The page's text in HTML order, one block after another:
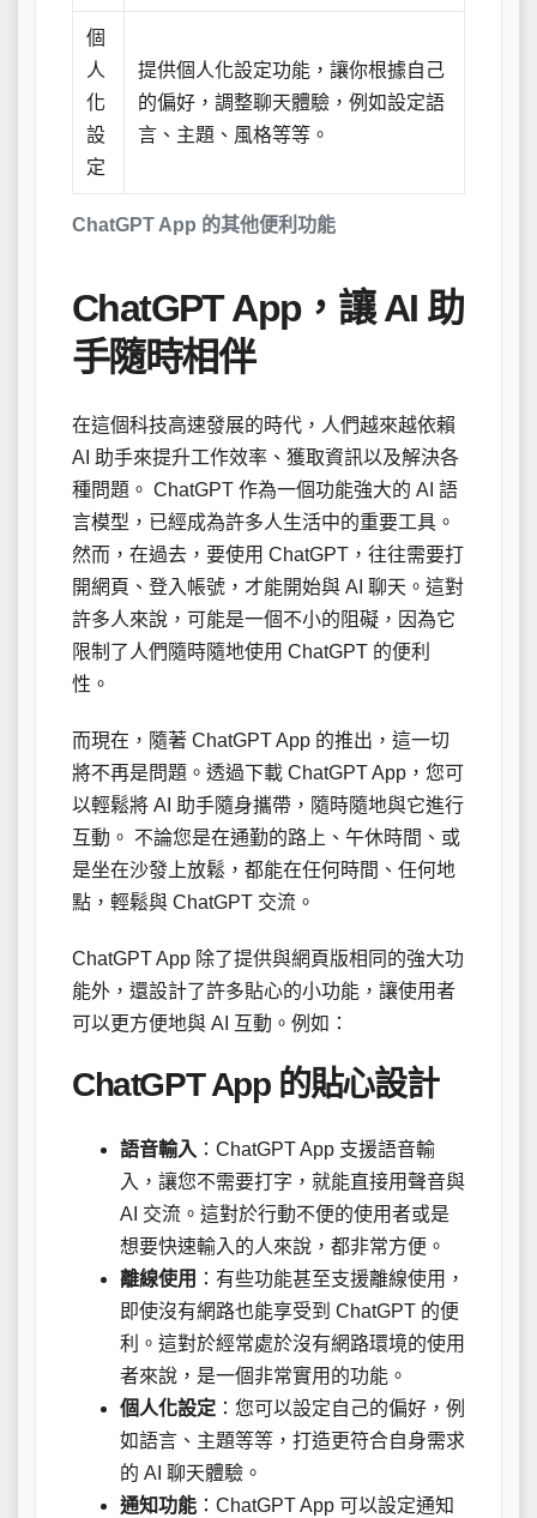
ChatGPT App 的其他便利功能
個
人
化
設
定
提供個人化設定功能，讓你根據自己
的偏好，調整聊天體驗，例如設定語
言、主題、風格等等。
ChatGPT App，讓 AI 助
手隨時相伴
在這個科技高速發展的時代，人們越來越依賴
AI 助手來提升工作效率、獲取資訊以及解決各
種問題。 ChatGPT 作為一個功能強大的 AI 語
言模型，已經成為許多人生活中的重要工具。
然而，在過去，要使用 ChatGPT，往往需要打
開網頁、登入帳號，才能開始與 AI 聊天。這對
許多人來說，可能是一個不小的阻礙，因為它
限制了人們隨時隨地使用 ChatGPT 的便利
性。
而現在，隨著 ChatGPT App 的推出，這一切
將不再是問題。透過下載 ChatGPT App，您可
以輕鬆將 AI 助手隨身攜帶，隨時隨地與它進行
互動。 不論您是在通勤的路上、午休時間、或
是坐在沙發上放鬆，都能在任何時間、任何地
點，輕鬆與 ChatGPT 交流。
ChatGPT App 除了提供與網頁版相同的強大功
能外，還設計了許多貼心的小功能，讓使用者
可以更方便地與 AI 互動。例如：
ChatGPT App 的貼心設計
語音輸入 ：ChatGPT App 支援語音輸
入，讓您不需要打字，就能直接用聲音與
AI 交流。這對於行動不便的使用者或是
想要快速輸入的人來說，都非常方便。
離線使用 ：有些功能甚至支援離線使用，
即使沒有網路也能享受到 ChatGPT 的便
利。這對於經常處於沒有網路環境的使用
者來說，是一個非常實用的功能。
個人化設定 ：您可以設定自己的偏好，例
如語言、主題等等，打造更符合自身需求
的 AI 聊天體驗。
通知功能 ：ChatGPT App 可以設定通知